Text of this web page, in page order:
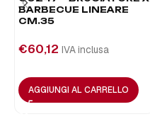
BARBECUE LINEARE
CM.35
€60,12 IVA inclusa
AGGIUNGI AL CARRELLO